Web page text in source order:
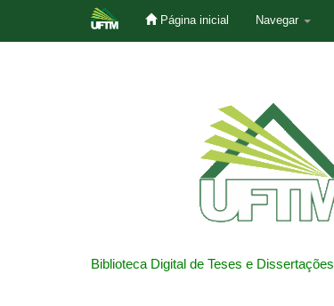
Página inicial Navegar
Biblioteca Digital de Teses e Dissertações